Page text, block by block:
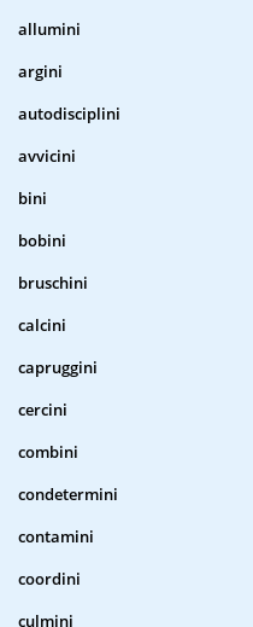
allumini
argini
autodisciplini
avvicini
bini
bobini
bruschini
calcini
capruggini
cercini
combini
condetermini
contamini
coordini
culmini